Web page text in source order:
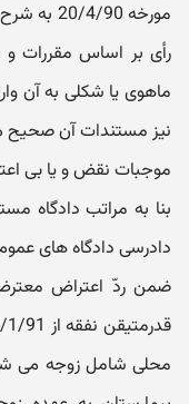
مورخه
رأی بر اساس مقررات و
ماهوی یا شکلی به آن
نیز مستندات آن صحیح
موجبات نقض و یا بی
ضمن ردّ اعتراض معترض